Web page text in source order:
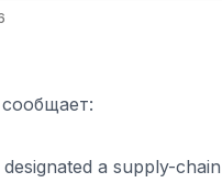
a supply-